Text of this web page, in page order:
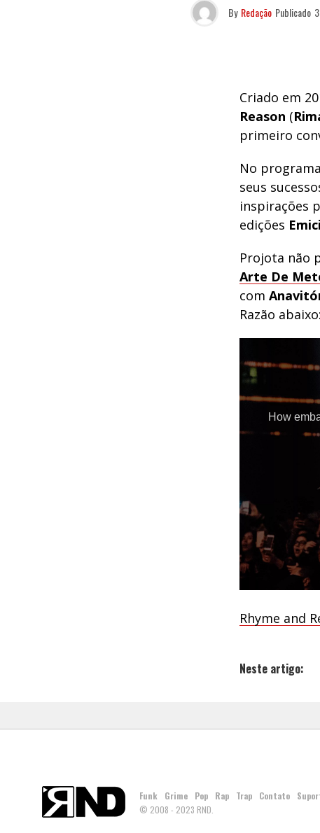
By Redação Publicado
Criado em
Reason (
primeiro
No
seus
inspirações
edições
Projota não
Arte De
com
Razão abaixo:
Rhyme and
Neste artigo:
Funk Grime Pop Rap Trap Contato
© 2008 - 2023 RND.